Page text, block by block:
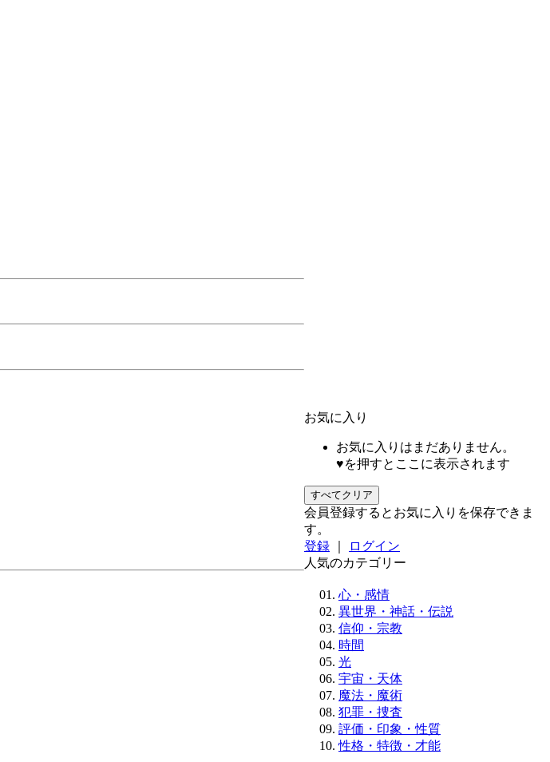
お気に入り
お気に入りはまだありません。
♥を押すとここに表示されます
すべてクリア
会員登録するとお気に入りを保存できま
す。
登録
ログイン
人気のカテゴリー
心・感情
異世界・神話・伝説
信仰・宗教
時間
光
宇宙・天体
魔法・魔術
犯罪・捜査
評価・印象・性質
性格・特徴・才能